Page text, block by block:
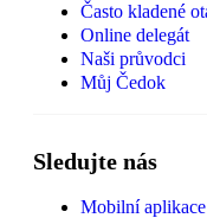
Často kladené
Online delegát
Naši průvodci
Můj Čedok
Sledujte nás
Mobilní aplikace